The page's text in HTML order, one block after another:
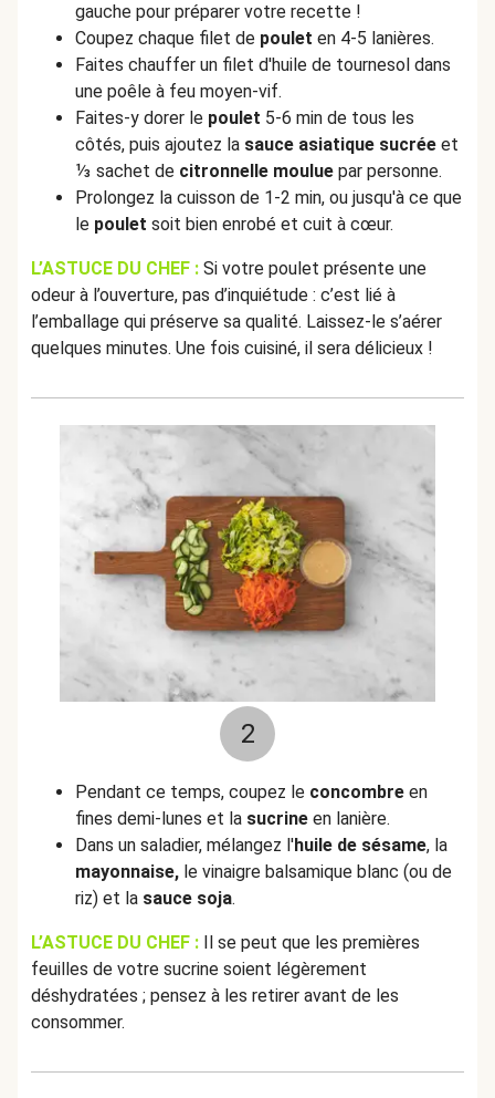
gauche pour préparer votre recette !
Coupez chaque filet de poulet en 4-5 lanières.
Faites chauffer un filet d'huile de tournesol dans
une poêle à feu moyen-vif.
Faites-y dorer le poulet 5-6 min de tous les
côtés, puis ajoutez la sauce asiatique sucrée et
⅓ sachet de citronnelle moulue par personne.
Prolongez la cuisson de 1-2 min, ou jusqu'à ce que
le poulet soit bien enrobé et cuit à cœur.
L’ASTUCE DU CHEF : Si votre poulet présente une
odeur à l’ouverture, pas d’inquiétude : c’est lié à
l’emballage qui préserve sa qualité. Laissez-le s’aérer
quelques minutes. Une fois cuisiné, il sera délicieux !
2
Pendant ce temps, coupez le concombre en
fines demi-lunes et la sucrine en lanière.
Dans un saladier, mélangez l'huile de sésame, la
mayonnaise, le vinaigre balsamique blanc (ou de
riz) et la sauce soja.
L’ASTUCE DU CHEF : Il se peut que les premières
feuilles de votre sucrine soient légèrement
déshydratées ; pensez à les retirer avant de les
consommer.